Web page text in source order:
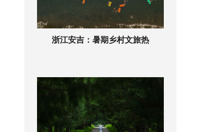
浙江安吉：暑期乡村文旅热